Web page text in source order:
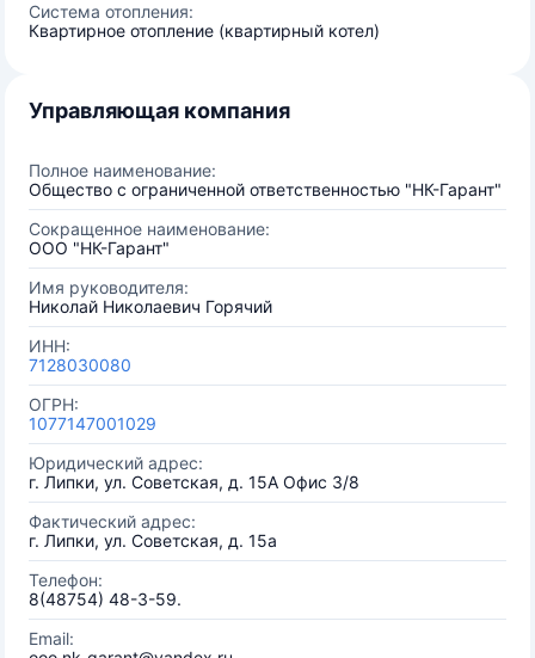
Система отопления:
Квартирное отопление (квартирный котел)
Управляющая компания
Полное наименование:
Общество с ограниченной ответственностью "НК-Гарант"
Сокращенное наименование:
ООО "НК-Гарант"
Имя руководителя:
Николай Николаевич Горячий
ИНН:
7128030080
ОГРН:
1077147001029
Юридический адрес:
г. Липки, ул. Советская, д. 15А Офис 3/8
Фактический адрес:
г. Липки, ул. Советская, д. 15а
Телефон:
8(48754) 48-3-59.
Email: